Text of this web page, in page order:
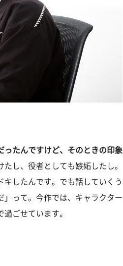
ったんですけど、そのときの印象
し、役者としても嫉妬したし。
したんです。でも話していくう
」って。今作では、キャラクター
ごせています。